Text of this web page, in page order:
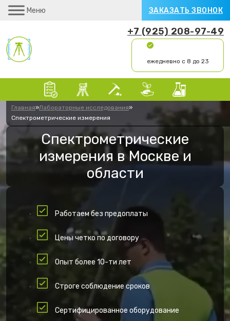
Меню ЗАКАЗАТЬ ЗВОНОК
+7 (925) 208-97-49
ежедневно с 8 до 23
Главная»Лабораторные исследования»
Спектрометрические измерения
Спектрометрические
измерения в Москве и
области
Работаем без предоплаты
Цены четко по договору
Опыт более 10-ти лет
Строге соблюдение сроков
Сертифицированное оборудование